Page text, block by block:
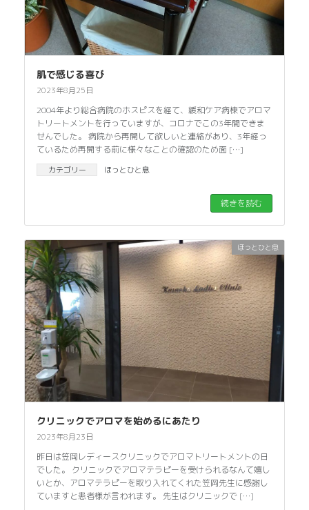
肌で感じる喜び
2023年8月25日
2004年より総合病院のホスピスを経て、緩和ケア病棟でアロマ
トリートメントを行っていますが、コロナでこの3年間できま
せんでした。 病院から再開して欲しいと連絡があり、3年経っ
ているため再開する前に様々なことの確認のため面 […]
カテゴリー ほっとひと息
続きを読む
ほっとひと息
クリニックでアロマを始めるにあたり
2023年8月23日
昨日は笠岡レディースクリニックでアロマトリートメントの日
でした。 クリニックでアロマテラピーを受けられるなんて嬉し
いとか、アロマテラピーを取り入れてくれた笠岡先生に感謝し
ていますと患者様が言われます。 先生はクリニックで […]